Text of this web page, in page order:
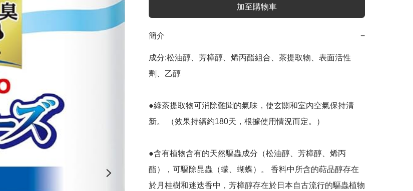
加至購物車
簡介 −
成分:松油醇、芳樟醇、烯丙酯組合、茶提取物、表面活性
劑、乙醇
●綠茶提取物可消除難聞的氣味，使玄關和室內空氣保持清
新。 （效果持續約180天，根據使用情況而定。）
●含有植物含有的天然驅蟲成分（松油醇、芳樟醇、烯丙
酯），可驅除昆蟲（蠓、蝴蝶）。 香料中所含的萜品醇存在
於月桂樹和迷迭香中，芳樟醇存在於日本自古流行的驅蟲植物